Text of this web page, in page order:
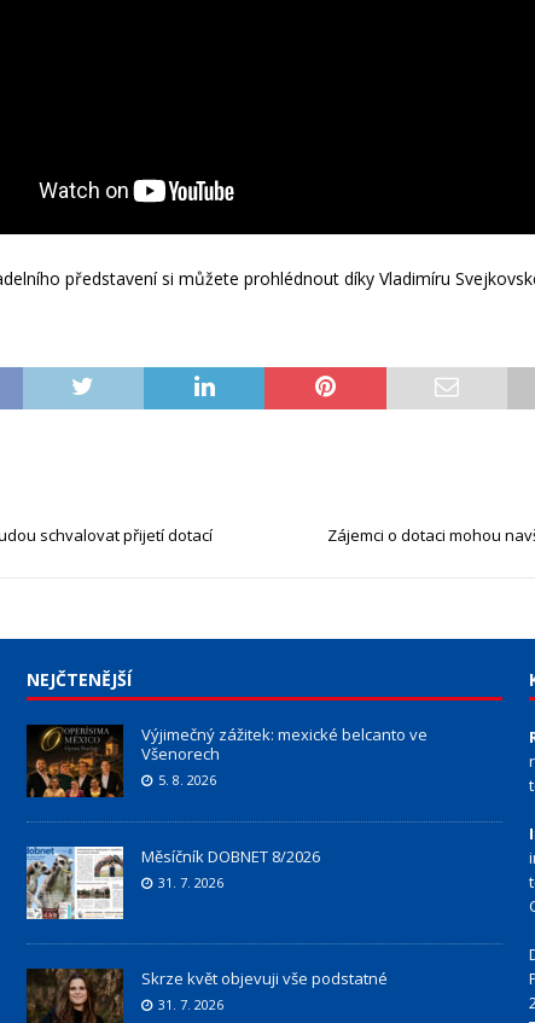
představení si můžete prohlédnout díky Vladimíru
schvalovat přijetí dotací Zájemci o dotaci mohou
NEJČTENĚJŠÍ
Výjimečný zážitek: mexické belcanto ve
Všenorech
5. 8. 2026
Měsíčník DOBNET 8/2026
31. 7. 2026
Skrze květ objevuji vše podstatné
31. 7. 2026